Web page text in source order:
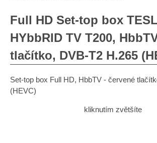
Full HD Set-top box
HYbbRID TV T200,
tlačítko, DVB-T2 H.265
Set-top box Full HD, HbbTV - červené
(HEVC)
kliknutím zvětšíte